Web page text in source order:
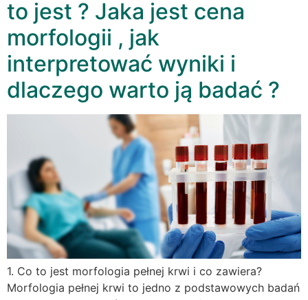
to jest ? Jaka jest cena
morfologii , jak
interpretować wyniki i
dlaczego warto ją badać ?
1. Co to jest morfologia pełnej krwi i co zawiera?
Morfologia pełnej krwi to jedno z podstawowych badań